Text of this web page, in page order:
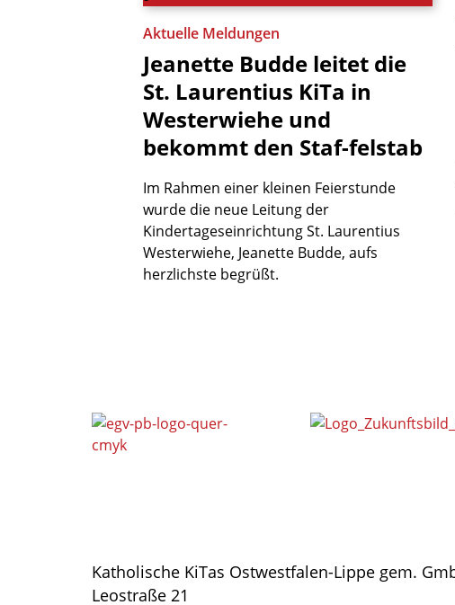
Aktuelle Meldungen
Jeanette Budde leitet die
St. Laurentius KiTa in
Westerwiehe und
bekommt den Staf-felstab
Im Rahmen einer kleinen Feierstunde
wurde die neue Leitung der
Kindertageseinrichtung St. Laurentius
Westerwiehe, Jeanette Budde, aufs
herzlichste begrüßt.
Katholische KiTas Ostwestfalen-Lippe gem.
Leostraße 21